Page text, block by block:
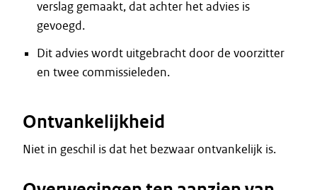
verslag gemaakt, dat achter het advies is
gevoegd.
Dit advies wordt uitgebracht door de voorzitter
en twee commissieleden.
Ontvankelijkheid
Niet in geschil is dat het bezwaar ontvankelijk is.